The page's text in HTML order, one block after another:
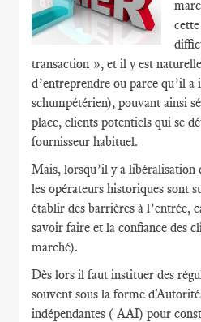
transaction », et il y est
d’entreprendre ou parce qu’il
schumpétérien), pouvant ainsi
place, clients potentiels qui se
fournisseur habituel.
Mais, lorsqu’il y a libéralisation
les opérateurs historiques sont
établir des barrières à l’entrée,
savoir faire et la confiance des
marché).
Dès lors il faut instituer des
souvent sous la forme
indépendantes ( AAI) pour